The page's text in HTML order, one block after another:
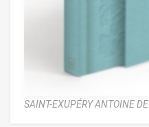
SAINT-EXUPÉRY ANTOINE DE